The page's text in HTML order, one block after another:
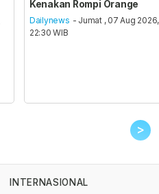
Kenakan Rompi Orange
Dailynews - Jumat , 07 Aug 2026,
22:30 WIB
>
INTERNASIONAL